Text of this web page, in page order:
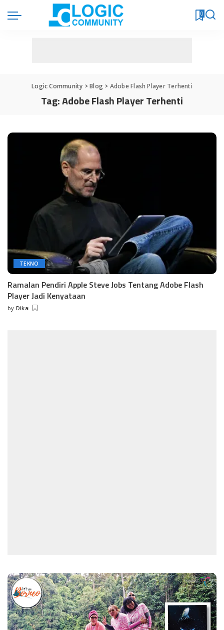
0
Logic Community >Blog > Adobe Flash Player Terhenti
Tag:Adobe Flash Player Terhenti
TEKNO
Ramalan Pendiri Apple Steve Jobs Tentang Adobe Flash
Player Jadi Kenyataan
Posted
by Dika